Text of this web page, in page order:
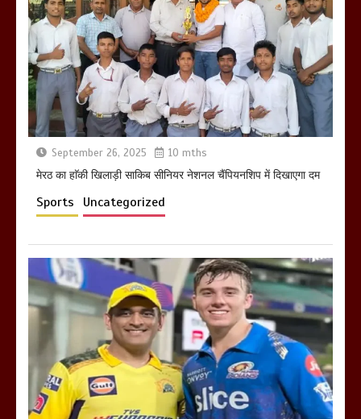
मेरठ सुराजकुंड शमशान घाट में चिता से अस्थि
उठाकर खाते कुत्ते का वीडियो इंटरनेट पर जमकर
हो रहा वायरल
March 6, 2025
होलिका रखने पर लात मार कर होलिका को किया
तहस नहस,मोहल्ले वालों के साथ की गई गाली
खराबा,
September 26, 2025 10 mths
मेरठ का हाॅकी खिलाड़ी साकिब सीनियर नेशनल चैंपियनशिप में दिखाएगा दम
Sports Uncategorized